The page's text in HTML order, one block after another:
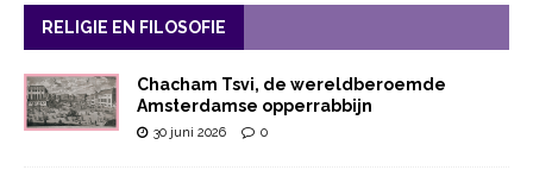
RELIGIE EN FILOSOFIE
Chacham Tsvi, de wereldberoemde
Amsterdamse opperrabbijn
30 juni 2026 0